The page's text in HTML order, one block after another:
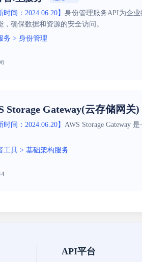
时间：2024.06.20】 身份管理服务API为企
，确保数据和资源的安全访问。
务 > 身份管理
Storage Gateway(云存储网关)
时间：2024.06.20】 AWS Storage Gateway
工具 > 基础架构服务
API平台